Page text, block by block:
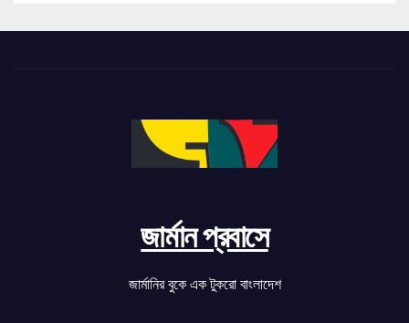
জার্মান প্রবাসে
জার্মানির বুকে এক টুকরো বাংলাদেশ